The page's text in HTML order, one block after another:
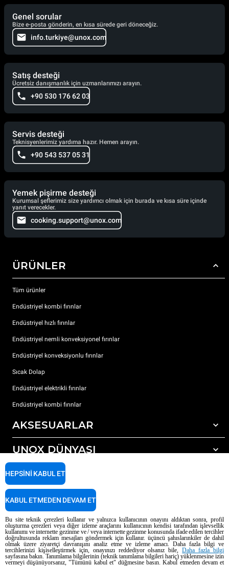
Genel sorular
Bize e-posta gönderin, en kısa sürede geri döneceğiz.
info.turkiye@unox.com
Satış desteği
Ücretsiz danışmanlık için uzmanlarımızı arayın.
+90 530 176 62 03
Servis desteği
Teknisyenlerimiz yardıma hazır. Hemen arayın.
+90 543 537 05 31
Yemek pişirme desteği
Kurumsal şeflerimiz size yardımcı olmak için burada ve kısa süre içinde
yanıt verecekler.
cooking.support@unox.com
ÜRÜNLER
Tüm ürünler
Endüstriyel kombi fırınlar
Endüstriyel hızlı fırınlar
Endüstriyel nemli konveksiyonel fırınlar
Endüstriyel konveksiyonlu fırınlar
Sıcak Dolap
Endüstriyel elektrikli fırınlar
Endüstriyel kombi fırınlar
AKSESUARLAR
Tüm aksesuarlar
Otomatik yıkama için deterjanlar
Elle yıkama için deterjanlar
Reçine filtrelerle su arıtma
UNOX DÜNYASI
Dünyadaki ofislerimizx
DESTEK
Unox garanti
Servis Bulucu
Telif Hakkı 2026 UNOX SpA Tüm hakları saklıdır. Reg. Imp. Padova n °
04230750285 - REA Padova 372835 - Dünya Topluluğu 5.000.000 € iv - P.IVA
AI Content Disclaimer Privacy policy Cookie policy
Bu site teknik çerezleri kullanır ve yalnızca kullanıcının onayını aldıktan sonra, profil
oluşturma çerezleri veya diğer izleme araçlarını kullanıcının kendisi tarafından işlevsellik
kullanımı ve internette gezinme ve / veya internette gezinme konusunda ifade edilen tercihler
doğrultusunda reklam mesajları göndermek için kullanır. üçüncü şahıslarınkiler de dahil
olmak üzere ziyaretçi davranışını analiz etme ve izleme amacı. Daha fazla bilgi ve
tercihlerinizi kişiselleştirmek için, onayınızı reddediyor olsanız bile,Daha fazla bilgi
sayfasına bakın. Tanımlama bilgilerinin (teknik tanımlama bilgileri hariç) yüklenmesine izin
vermeyi düşünüyorsanız, "Tümünü kabul et" düğmesine basın. Kabul etmeden devam et
HEPSINI KABUL ET
KABUL ETMEDEN DEVAM ET